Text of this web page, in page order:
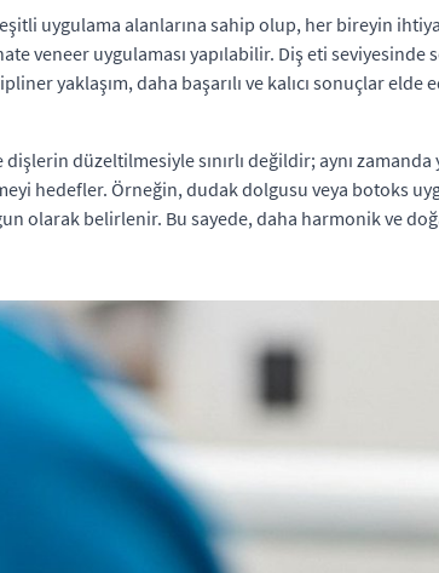
uygulama alanlarına sahip olup, her bireyin
veneer uygulaması yapılabilir. Diş eti
yaklaşım, daha başarılı ve kalıcı sonuçlar
dişlerin düzeltilmesiyle sınırlı değildir; aynı
hedefler. Örneğin, dudak dolgusu veya botoks
olarak belirlenir. Bu sayede, daha harmonik ve